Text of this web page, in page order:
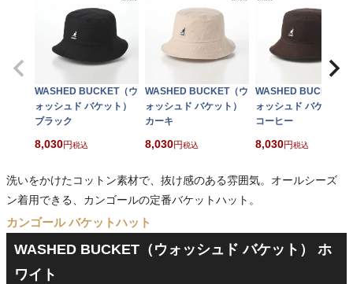
WASHED BUCKET（ウ
ォッシュド バケット）
ブラック
8,030 税込
WASHED BUCKET（ウ
ォッシュド バケット）
カーキ
8,030 税込
WASHED BUCKET（
ォッシュド バケット）
コーヒー
8,030 税込
洗いをかけたコットン素材で、抜け感のある雰囲気。オールシーズ
ン着用できる、カンゴールの定番バケットハット。
カンゴール バケットハット
WASHED BUCKET（ウォッシュド バケット） ホ
ワイト